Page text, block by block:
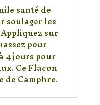
santé de
soulager les
sur
pour
4 jours pour
Ce Flacon
Camphre.